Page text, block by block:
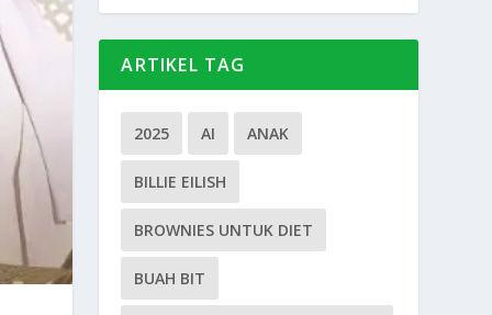
ARTIKEL TAG
2025 AI ANAK
BILLIE EILISH
BROWNIES UNTUK DIET
BUAH BIT